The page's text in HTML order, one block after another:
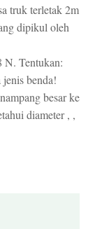
truk terletak 2m
dipikul oleh
N. Tentukan:
benda!
besar ke
diameter , ,